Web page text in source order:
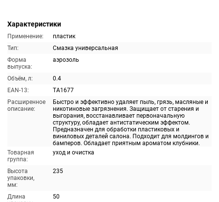
Характеристики
Применение:
пластик
Тип:
Смазка универсальная
Форма
выпуска:
аэрозоль
Объём, л:
0.4
EAN-13:
TA1677
Расширенное
описание:
Быстро и эффективно удаляет пыль, грязь, масляные и
никотиновые загрязнения. Защищает от старения и
выгорания, восстанавливает первоначальную
структуру, обладает антистатическим эффектом.
Предназначен для обработки пластиковых и
виниловых деталей салона. Подходит для молдингов и
бамперов. Обладает приятным ароматом клубники.
Товарная
группа:
уход и очистка
Высота
упаковки,
мм:
235
Длина
50